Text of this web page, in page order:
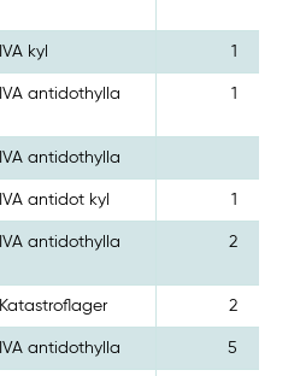
IVA kyl 1
IVA antidothylla 1
IVA antidothylla
IVA antidot kyl 1
IVA antidothylla 2
Katastroflager 2
IVA antidothylla 5